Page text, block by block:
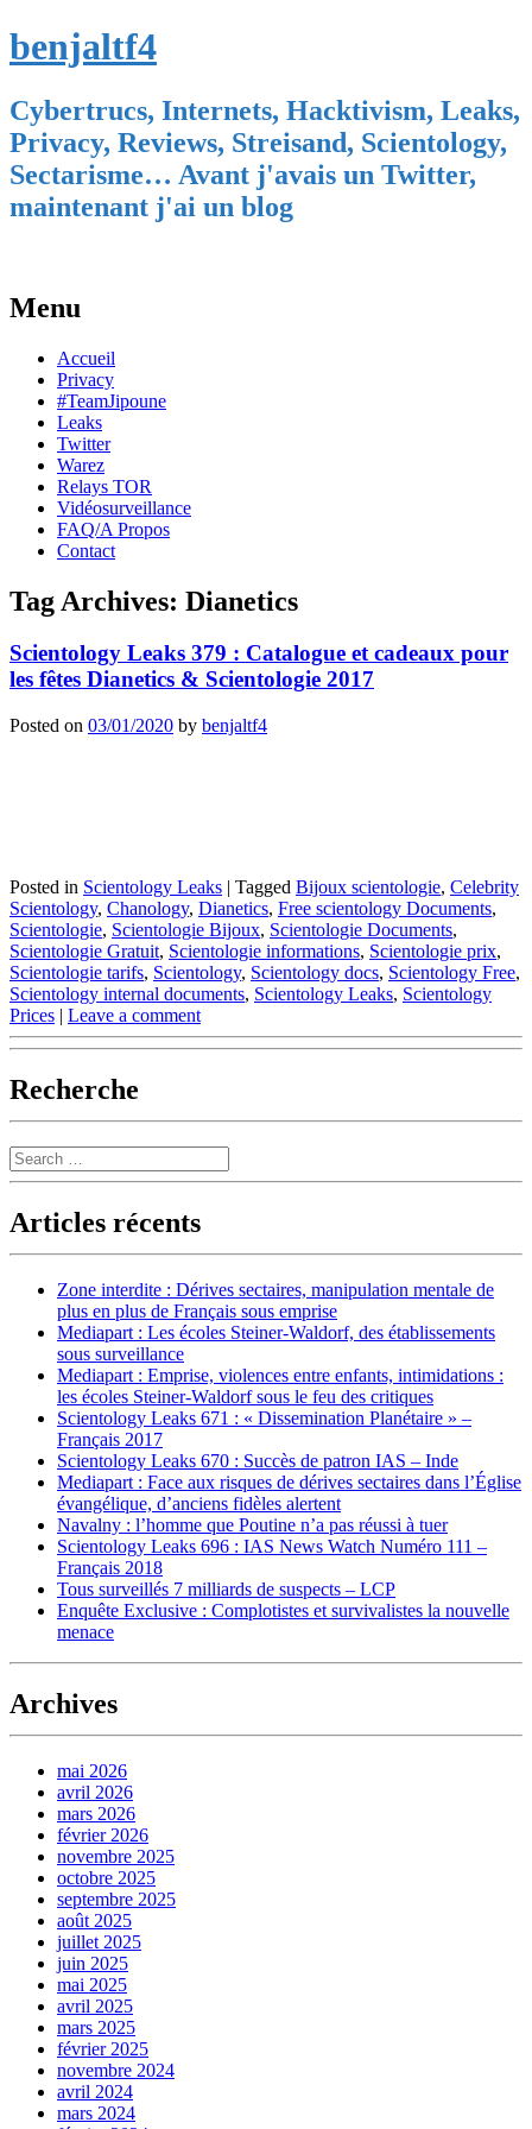
benjaltf4
Cybertrucs, Internets, Hacktivism, Leaks,
Privacy, Reviews, Streisand, Scientology,
Sectarisme… Avant j'avais un Twitter,
maintenant j'ai un blog
Menu
Skip
content
Accueil
Privacy
#TeamJipoune
Leaks
Twitter
Warez
Relays TOR
Vidéosurveillance
FAQ/A Propos
Contact
Tag Archives: Dianetics
Scientology Leaks 379 : Catalogue et cadeaux pour
les fêtes Dianetics & Scientologie 2017
Posted on 03/01/2020 by benjaltf4
Posted in Scientology Leaks | Tagged Bijoux scientologie, Celebrity
Scientology, Chanology, Dianetics, Free scientology Documents,
Scientologie, Scientologie Bijoux, Scientologie Documents,
Scientologie Gratuit, Scientologie informations, Scientologie prix,
Scientologie tarifs, Scientology, Scientology docs, Scientology Free,
Scientology internal documents, Scientology Leaks, Scientology
Prices | Leave a comment
Recherche
Search
Articles récents
Zone interdite : Dérives sectaires, manipulation mentale de
plus en plus de Français sous emprise
Mediapart : Les écoles Steiner-Waldorf, des établissements
sous surveillance
Mediapart : Emprise, violences entre enfants, intimidations :
les écoles Steiner-Waldorf sous le feu des critiques
Scientology Leaks 671 : « Dissemination Planétaire » –
Français 2017
Scientology Leaks 670 : Succès de patron IAS – Inde
Mediapart : Face aux risques de dérives sectaires dans l’Église
évangélique, d’anciens fidèles alertent
Navalny : l’homme que Poutine n’a pas réussi à tuer
Scientology Leaks 696 : IAS News Watch Numéro 111 –
Français 2018
Tous surveillés 7 milliards de suspects – LCP
Enquête Exclusive : Complotistes et survivalistes la nouvelle
menace
Archives
mai 2026
avril 2026
mars 2026
février 2026
novembre 2025
octobre 2025
septembre 2025
août 2025
juillet 2025
juin 2025
mai 2025
avril 2025
mars 2025
février 2025
novembre 2024
avril 2024
mars 2024